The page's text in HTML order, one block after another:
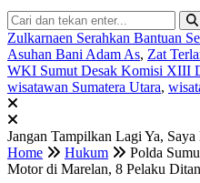
Zulkarnaen Serahkan Bantuan
Asuhan Bani Adam As, Zat
WKI Sumut Desak Komisi XIII
wisatawan Sumatera Utara,
Jangan Tampilkan Lagi Ya, Saya
Home
Hukum
Polda
Motor di Marelan, 8 Pelaku